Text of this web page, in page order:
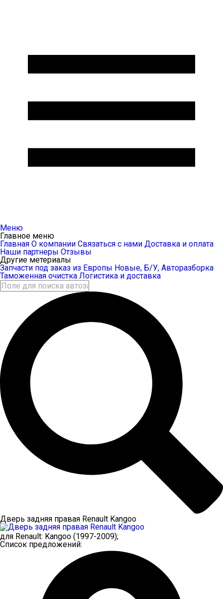
Меню
Главное меню
Главная О компании Связаться с нами Доставка и оплата
Наши партнеры Отзывы
Другие метериалы
Запчасти под заказ из Европы Новые, Б/У, Авторазборка
Таможенная очистка Логистика и доставка
Дверь задняя правая Renault Kangoo
для Renault: Kangoo (1997-2009);
Список предложений: